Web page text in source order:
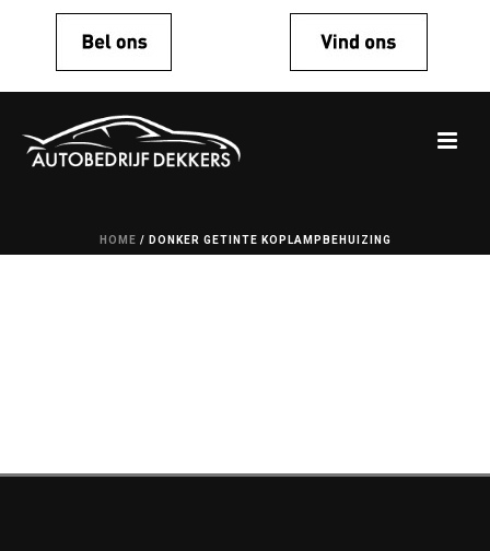
HOME / DONKER GETINTE KOPLAMPBEHUIZING